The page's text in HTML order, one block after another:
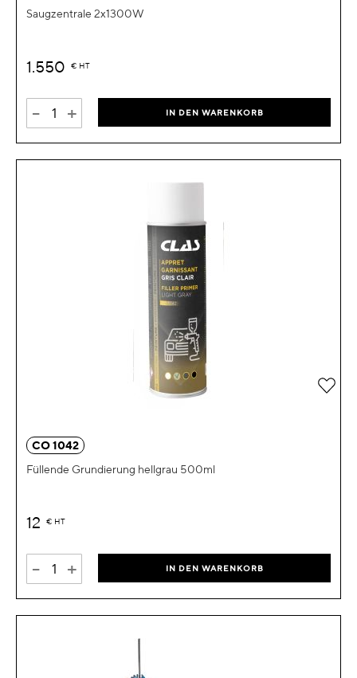
Saugzentrale 2x1300W
1.550 € HT
- + IN DEN WARENKORB
CO 1042
Füllende Grundierung hellgrau 500ml
12 € HT
- + IN DEN WARENKORB
Zur